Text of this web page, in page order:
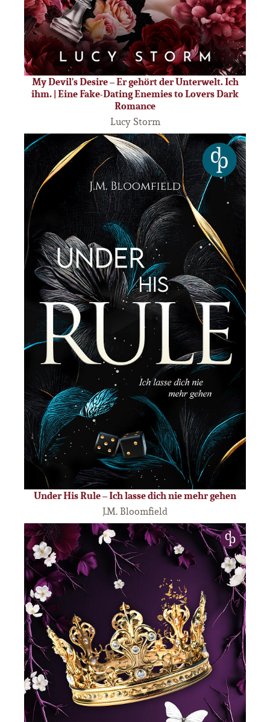
My Devil's Desire – Er gehört der Unterwelt. Ich
ihm. | Eine Fake-Dating Enemies to Lovers Dark
Romance
Lucy Storm
Under His Rule – Ich lasse dich nie mehr gehen
J.M. Bloomfield